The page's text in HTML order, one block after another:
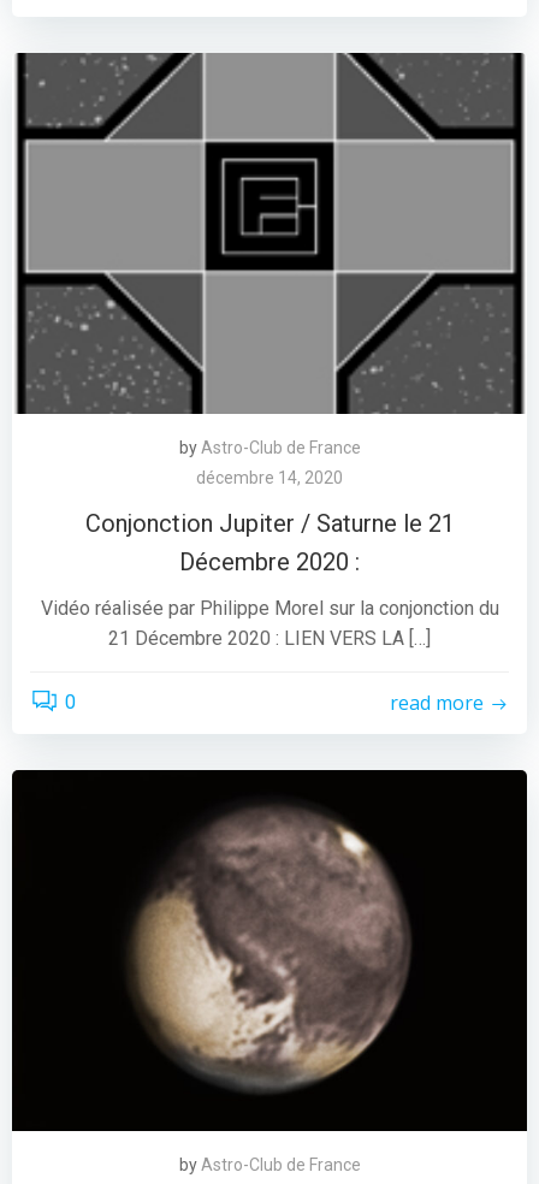
by Astro-Club de France
décembre 14, 2020
Conjonction Jupiter / Saturne le 21
Décembre 2020 :
Vidéo réalisée par Philippe Morel sur la conjonction du
21 Décembre 2020 : LIEN VERS LA […]
0 read more
by Astro-Club de France